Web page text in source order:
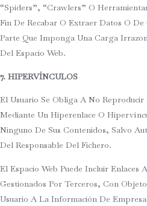
“spiders”, “crawlers” O
Fin De Recabar O Extraer Datos O
Parte Que Imponga Una Carga
Del Espacio Web.
7. HIPERVÍNCULOS
El Usuario Se Obliga A No
Mediante Un Hiperenlace O
Ninguno De Sus Contenidos, Salvo
Del Responsable Del Fichero.
El Espacio Web Puede Incluir Enlaces
Gestionados Por Terceros, Con
Usuario A La Información De